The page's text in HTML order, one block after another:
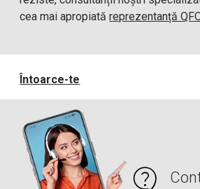
cea mai apropiatăreprezentanță
Întoarce-te